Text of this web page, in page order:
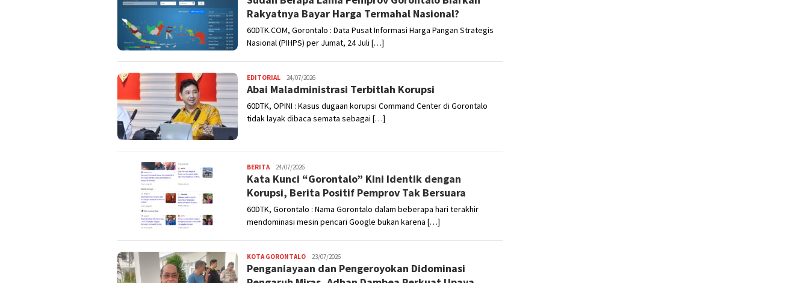
Rakyatnya Bayar Harga Termahal Nasional?
60DTK.COM, Gorontalo : Data Pusat Informasi Harga Pangan Strategis
Nasional (PIHPS) per Jumat, 24 Juli […]
EDITORIAL Admin
24/07/2026
Abai Maladministrasi Terbitlah Korupsi
60DTK, OPINI : Kasus dugaan korupsi Command Center di Gorontalo
tidak layak dibaca semata sebagai […]
BERITAAdmin
24/07/2026
Kata Kunci “Gorontalo” Kini Identik dengan
Korupsi, Berita Positif Pemprov Tak Bersuara
60DTK, Gorontalo : Nama Gorontalo dalam beberapa hari terakhir
mendominasi mesin pencari Google bukan karena […]
KOTA GORONTALO Admin
23/07/2026
Penganiayaan dan Pengeroyokan Didominasi